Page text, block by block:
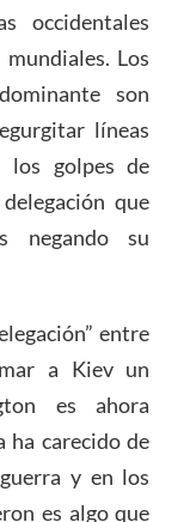
occidentales
Los
son
líneas
los golpes de
que
negando su
entre
a Kiev un
es ahora
ha carecido de
y en los
es algo que